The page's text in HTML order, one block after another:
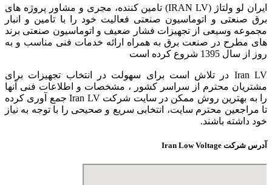
ایران لو ولتاژ (IRAN LV) تامین کننده، مجری و مشاور پروژه های
برق صنعتی و اتوماسیون صنعتی فعالیت خود را با تامین و انبار
مجموعه وسیعی از تجهیزات فشار ضعیف و اتوماسیون صنعتی برند
های مطرح در صنعت برق به همراه ارائه خدمات فنی مناسب و به
روز از سال 1395 شروع کرده است
Iran LV در تلاش است برای سهولت در انتخاب تجهیزات برای
مشتریان محترم از سراسر کشور ، مشخصات و اطلاعات فنی آنها
را به بهترین روش ممکن در سایت شرکت Iran LV جمع آوری کرده
تا مراجعین محترم سایت، انتخابی سریع و صحیحی را با توجه به نیاز
خود داشته باشند.
آدرس شرکت Iran Low Voltage